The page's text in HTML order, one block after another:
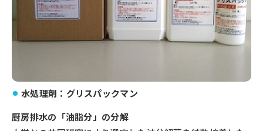
水処理剤：グリスパックマン
厨房排水の「油脂分」の分解